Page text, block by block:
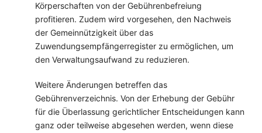
Körperschaften von der Gebührenbefreiung
profitieren. Zudem wird vorgesehen, den Nachweis
der Gemeinnützigkeit über das
Zuwendungsempfängerregister zu ermöglichen, um
den Verwaltungsaufwand zu reduzieren.
Weitere Änderungen betreffen das
Gebührenverzeichnis. Von der Erhebung der Gebühr
für die Überlassung gerichtlicher Entscheidungen kann
ganz oder teilweise abgesehen werden, wenn diese